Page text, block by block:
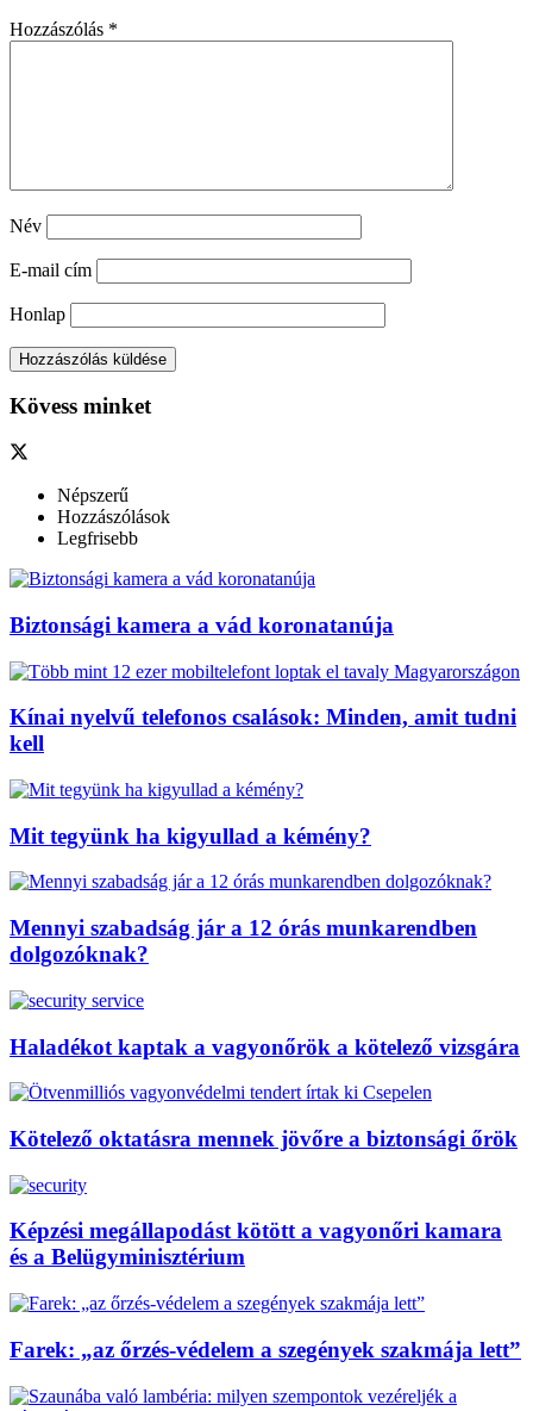
Hozzászólás *
Név
E-mail cím
Honlap
Kövess minket
Népszerű
Hozzászólások
Legfrisebb
Biztonsági kamera a vád koronatanúja
Kínai nyelvű telefonos csalások: Minden, amit tudni
kell
Mit tegyünk ha kigyullad a kémény?
Mennyi szabadság jár a 12 órás munkarendben
dolgozóknak?
Haladékot kaptak a vagyonőrök a kötelező vizsgára
Kötelező oktatásra mennek jövőre a biztonsági őrök
Képzési megállapodást kötött a vagyonőri kamara
és a Belügyminisztérium
Farek: „az őrzés-védelem a szegények szakmája lett”